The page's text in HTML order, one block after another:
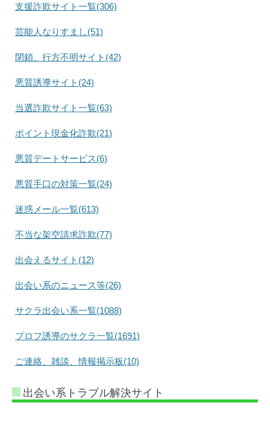
支援詐欺サイト一覧(306)
芸能人なりすまし(51)
閉鎖、行方不明サイト(42)
悪質誘導サイト(24)
当選詐欺サイト一覧(63)
ポイント現金化詐欺(21)
悪質デートサービス(6)
悪質手口の対策一覧(24)
迷惑メール一覧(613)
不当な架空請求詐欺(77)
出会えるサイト(12)
出会い系のニュース等(26)
サクラ出会い系一覧(1088)
プロフ誘導のサクラ一覧(1691)
ご連絡、雑談、情報掲示板(10)
出会い系トラブル解決サイト